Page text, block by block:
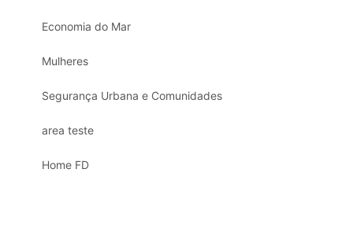
Economia do Mar
Mulheres
Segurança Urbana e Comunidades
area teste
Home FD